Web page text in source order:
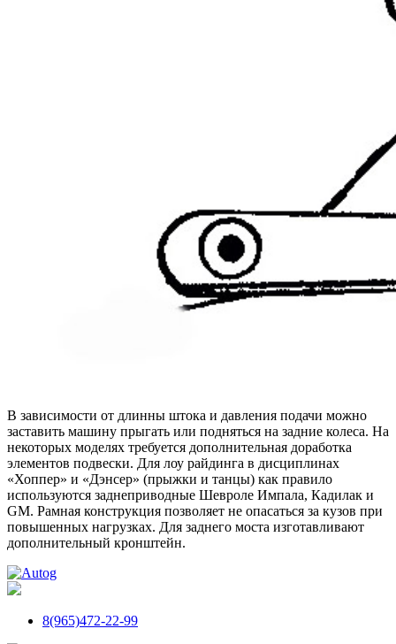
В зависимости от длинны штока и давления подачи можно
заставить машину прыгать или подняться на задние колеса. На
некоторых моделях требуется дополнительная доработка
элементов подвески. Для лоу райдинга в дисциплинах
«Хоппер» и «Дэнсер» (прыжки и танцы) как правило
используются заднеприводные Шевроле Импала, Кадилак и
GM. Рамная конструкция позволяет не опасаться за кузов при
повышенных нагрузках. Для заднего моста изготавливают
дополнительный кронштейн.
8(965)472-22-99